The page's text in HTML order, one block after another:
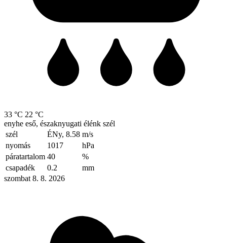
33 °C 22 °C
enyhe eső, északnyugati élénk szél
szél
ÉNy, 8.58 m/s
nyomás
1017
hPa
páratartalom 40
%
csapadék
0.2
mm
szombat 8. 8. 2026